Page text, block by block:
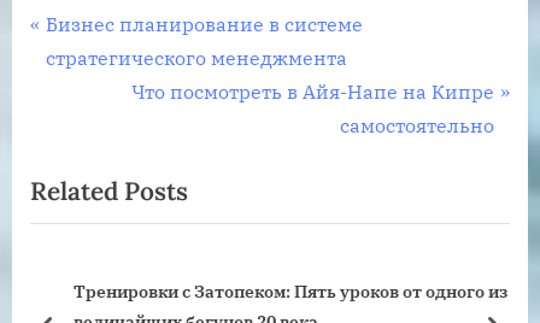
Навигация
по
P
r
o
u
Бизнес планирование в системе
стратегического менеджмента
N
t
P
s
Что посмотреть в Айя-Напе на Кипре
самостоятельно
Related Posts
Тренировки с Затопеком: Пять уроков от одного из